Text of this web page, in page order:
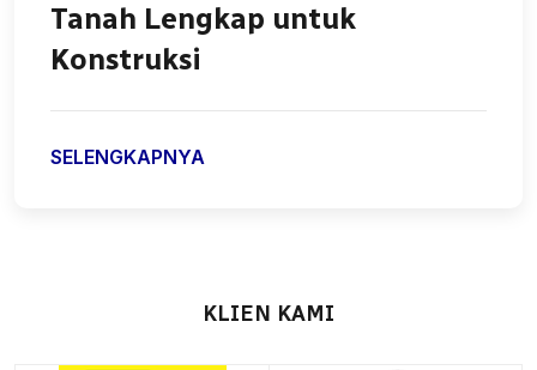
Tanah Profesional &
Terpercaya
SELENGKAPNYA
KLIEN KAMI